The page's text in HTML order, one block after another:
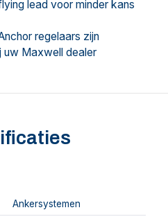
lead voor minder kans
regelaars zijn
uw Maxwell dealer
Ankersystemen